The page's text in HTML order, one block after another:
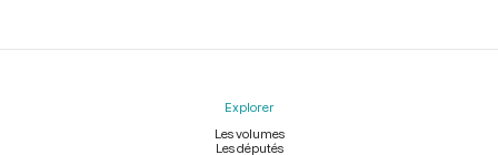
Explorer
Les volumes
Les députés